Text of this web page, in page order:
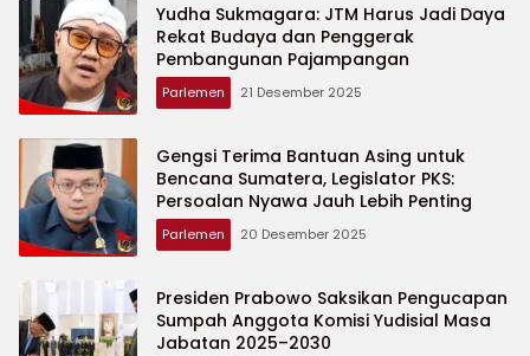
Yudha Sukmagara: JTM Harus Jadi Daya
Rekat Budaya dan Penggerak
Pembangunan Pajampangan
Parlemen 21 Desember 2025
‎Gengsi Terima Bantuan Asing untuk
Bencana Sumatera, Legislator PKS:
Persoalan Nyawa Jauh Lebih Penting
Parlemen 20 Desember 2025
Presiden Prabowo Saksikan Pengucapan
Sumpah Anggota Komisi Yudisial Masa
Jabatan 2025–2030